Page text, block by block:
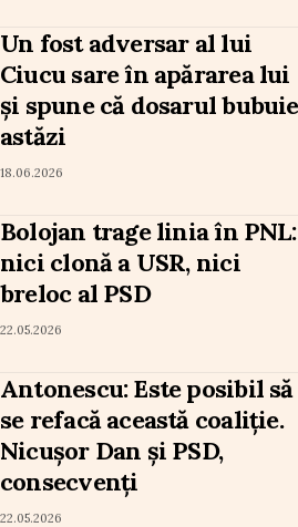
Un fost adversar al lui
Ciucu sare în apărarea lui
și spune că dosarul bubuie
astăzi
18.06.2026
Bolojan trage linia în PNL:
nici clonă a USR, nici
breloc al PSD
22.05.2026
Antonescu: Este posibil să
se refacă această coaliție.
Nicușor Dan și PSD,
consecvenți
22.05.2026